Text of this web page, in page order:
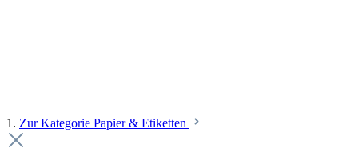
1. Zur Kategorie Papier & Etiketten